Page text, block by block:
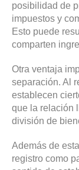
posibilidad de
impuestos y
Esto puede
comparten
Otra ventaja
separación. Al
establecen
que la relación
división de
Además de
registro como